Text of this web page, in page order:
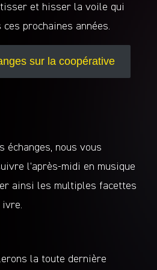
et hisser la voile qui
prochaines années.
sur la coopérative
échanges, nous vous
l’après-midi en musique
ainsi les multiples facettes
la toute dernière